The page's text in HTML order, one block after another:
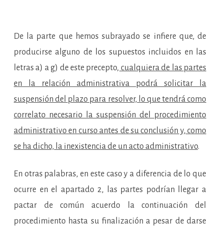
De la parte que hemos subrayado se infiere que, de
producirse alguno de los supuestos incluidos en las
letras a) a g) de este precepto, cualquiera de las partes
en la relación administrativa podrá solicitar la
suspensión del plazo para resolver, lo que tendrá como
correlato necesario la suspensión del procedimiento
administrativo en curso antes de su conclusión y, como
se ha dicho, la inexistencia de un acto administrativo.
En otras palabras, en este caso y a diferencia de lo que
ocurre en el apartado 2, las partes podrían llegar a
pactar de común acuerdo la continuación del
procedimiento hasta su finalización a pesar de darse